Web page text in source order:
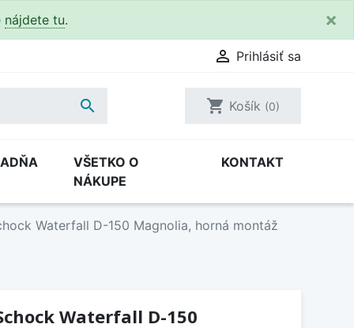
nájdete tu. ×
 Prihlásiť sa
 shopping_cart Košík (0)
VŠETKO O
NÁKUPE
KONTAKT
Waterfall D-150 Magnolia, horná montáž
Waterfall D-150